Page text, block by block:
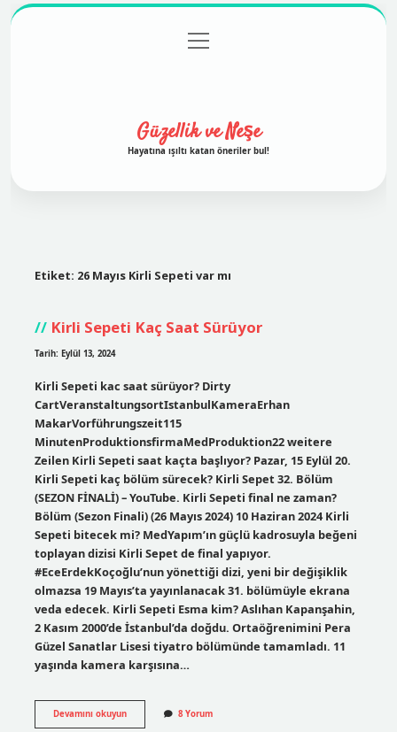
Gizlilik Politikası
menüyü
aç
Güzellik ve Neşe
Hayatına ışıltı katan öneriler bul!
Etiket: 26 Mayıs Kirli Sepeti var mı
Kirli Sepeti Kaç Saat Sürüyor
Tarih: Eylül 13, 2024
Kirli Sepeti kac saat sürüyor? Dirty
CartVeranstaltungsortIstanbulKameraErhan
MakarVorführungszeit115
MinutenProduktionsfirmaMedProduktion22 weitere
Zeilen Kirli Sepeti saat kaçta başlıyor? Pazar, 15 Eylül 20.
Kirli Sepeti kaç bölüm sürecek? Kirli Sepet 32. Bölüm
(SEZON FİNALİ) – YouTube. Kirli Sepeti final ne zaman?
Bölüm (Sezon Finali) (26 Mayıs 2024) 10 Haziran 2024 Kirli
Sepeti bitecek mi? MedYapım’ın güçlü kadrosuyla beğeni
toplayan dizisi Kirli Sepet de final yapıyor.
#EceErdekKoçoğlu’nun yönettiği dizi, yeni bir değişiklik
olmazsa 19 Mayıs’ta yayınlanacak 31. bölümüyle ekrana
veda edecek. Kirli Sepeti Esma kim? Aslıhan Kapanşahin,
2 Kasım 2000’de İstanbul’da doğdu. Ortaöğrenimini Pera
Güzel Sanatlar Lisesi tiyatro bölümünde tamamladı. 11
yaşında kamera karşısına…
Devamını okuyunKirli
Sepeti
8 Yorum